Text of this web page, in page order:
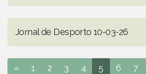
Jornal de Desporto 10-03-26
« 1 2 3 4 5 6 7